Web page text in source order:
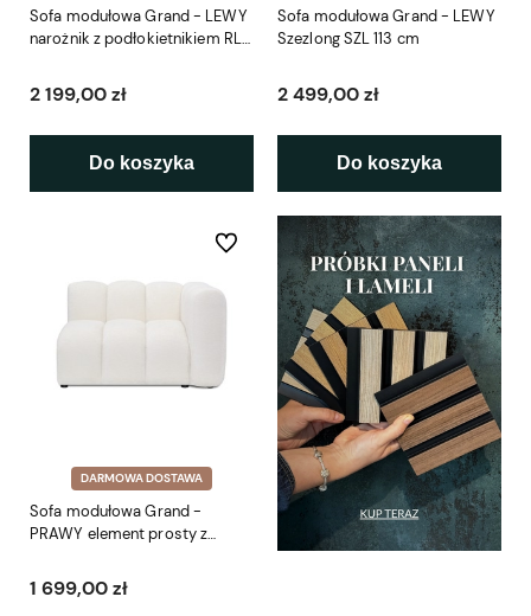
Sofa modułowa Grand - LEWY
narożnik z podłokietnikiem RL
2 199,00 zł
Do koszyka
Sofa modułowa Grand - LEWY
Szezlong SZL 113 cm
2 499,00 zł
Do koszyka
DARMOWA DOSTAWA
Sofa modułowa Grand -
PRAWY element prosty z
1 699,00 zł
Do ulubionych